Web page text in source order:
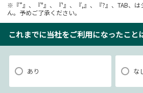
※『”』、『"』、『'』、『,』、『?』、TAB、
ん。予めご了承ください。
これまでに当社をご利用になったこと
あり な